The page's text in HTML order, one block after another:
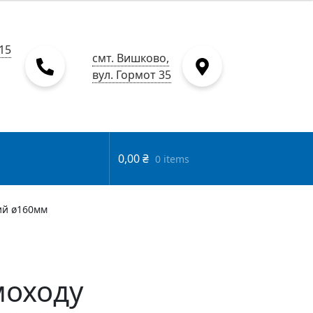
смт. Вишково,
вул. Гормот 35
0,00₴ 0 items
ø160мм